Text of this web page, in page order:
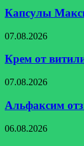
отзывы
Капсулы
Крем
витилиго
ВитЦиферол
отзывы
07.08.2026
Крем от
Альфаксим
07.08.2026
Альфаксим
ElevateSphere
06.08.2026